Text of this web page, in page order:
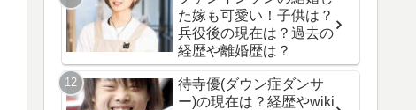
た嫁も可愛い！子供は？
兵役後の現在は？過去の
経歴や離婚歴は？
待寺優(ダウン症ダンサ
ー)の現在は？経歴やwiki